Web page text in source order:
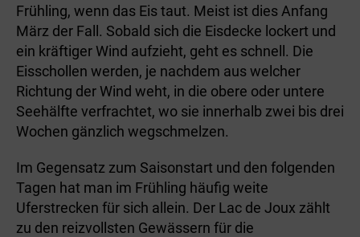
Frühling, wenn das Eis taut. Meist ist dies Anfang
März der Fall. Sobald sich die Eisdecke lockert und
ein kräftiger Wind aufzieht, geht es schnell. Die
Eisschollen werden, je nachdem aus welcher
Richtung der Wind weht, in die obere oder untere
Seehälfte verfrachtet, wo sie innerhalb zwei bis drei
Wochen gänzlich wegschmelzen.
Im Gegensatz zum Saisonstart und den folgenden
Tagen hat man im Frühling häufig weite
Uferstrecken für sich allein. Der Lac de Joux zählt
zu den reizvollsten Gewässern für die